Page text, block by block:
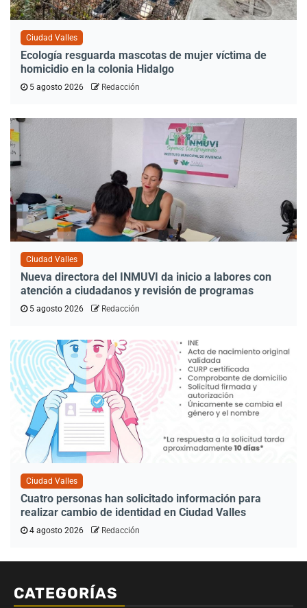
Ciudad Valles
Ecología resguarda mascotas de mujer víctima de
homicidio en la colonia Hidalgo
5 agosto 2026 Redacción
Ciudad Valles
Nueva directora del INMUVI da inicio a labores con
atención a ciudadanos y revisión de programas
5 agosto 2026 Redacción
Ciudad Valles
Cuatro personas han solicitado información para
realizar cambio de identidad en Ciudad Valles
4 agosto 2026 Redacción
CATEGORÍAS